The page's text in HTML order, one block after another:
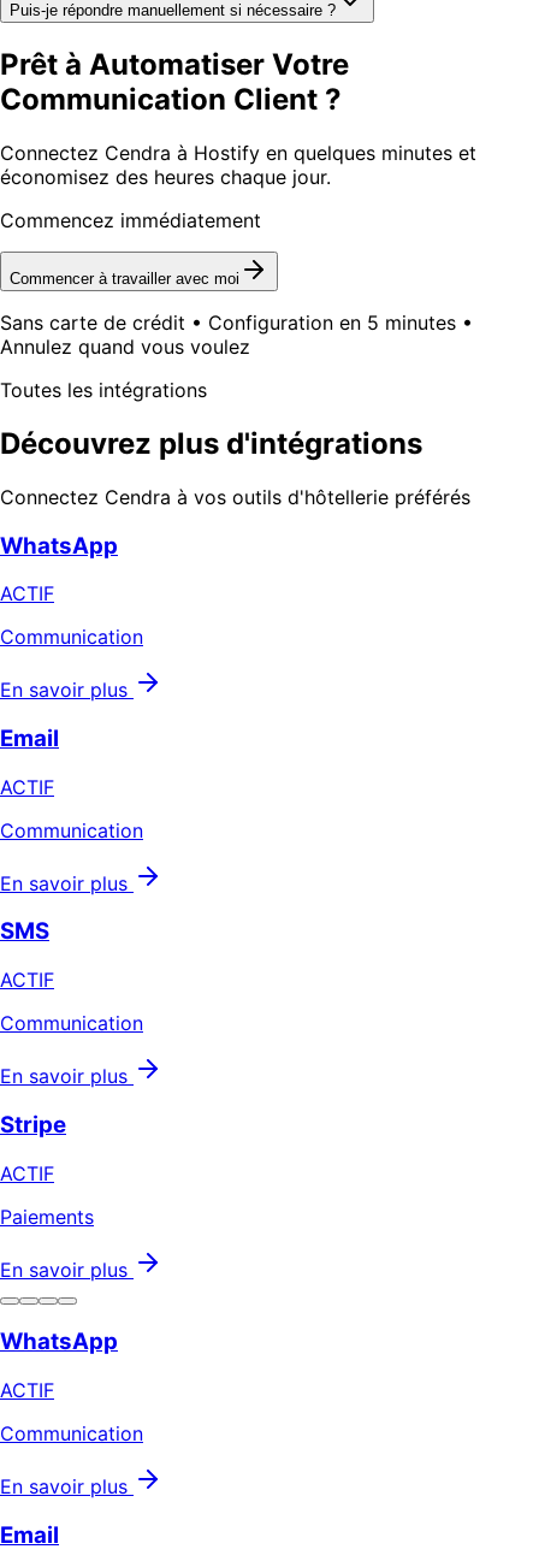
Puis-je répondre manuellement si nécessaire ?
Prêt à Automatiser Votre
Communication Client ?
Connectez Cendra à Hostify en quelques minutes et
économisez des heures chaque jour.
Commencez immédiatement
Commencer à travailler avec moi
Sans carte de crédit • Configuration en 5 minutes •
Annulez quand vous voulez
Toutes les intégrations
Découvrez plus d'intégrations
Connectez Cendra à vos outils d'hôtellerie préférés
WhatsApp
ACTIF
Communication
En savoir plus
Email
ACTIF
Communication
En savoir plus
SMS
ACTIF
Communication
En savoir plus
Stripe
ACTIF
Paiements
En savoir plus
WhatsApp
ACTIF
Communication
En savoir plus
Email